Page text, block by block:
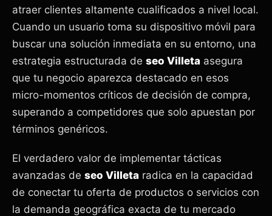
atraer clientes altamente cualificados a nivel local.
Cuando un usuario toma su dispositivo móvil para
buscar una solución inmediata en su entorno, una
estrategia estructurada de seo Villeta asegura
que tu negocio aparezca destacado en esos
micro-momentos críticos de decisión de compra,
superando a competidores que solo apuestan por
términos genéricos.
El verdadero valor de implementar tácticas
avanzadas de seo Villeta radica en la capacidad
de conectar tu oferta de productos o servicios con
la demanda geográfica exacta de tu mercado